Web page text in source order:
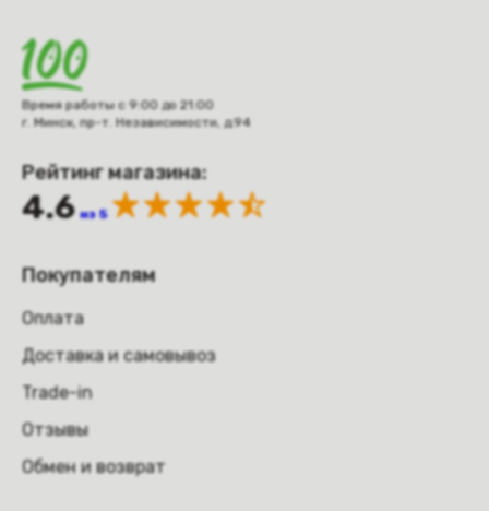
Время работы с 9:00 до 21:00
г. Минск, пр-т. Независимости, д.94
Рейтинг магазина:
4.6 из 5
Покупателям
Оплата
Доставка и самовывоз
Trade-in
Отзывы
Обмен и возврат